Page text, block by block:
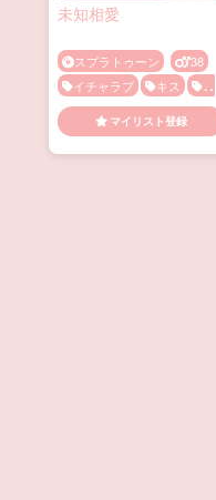
未知相愛
スプラトゥーン
38
イチャラブ
キス
す
れ違い・両片思い
バック
メス顔
乙女
乳首責
め
処女 初H
手コ
マイリスト登録